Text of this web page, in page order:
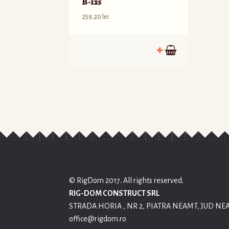
259,20 lei
© RigDom 2017. All rights reserved.
RIG-DOM CONSTRUCT SRL
STRADA HORIA , NR 2, PIATRA NEAMT, JUD
office@rigdom.ro